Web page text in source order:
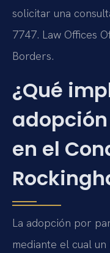
solicitar una
7747. Law Offices
Borders.
¿Qué
en el
La adopción por
mediante el cual